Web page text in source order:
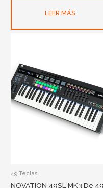
LEER MÁS
49 Teclas
NOVATION 49SL MK3 De 49